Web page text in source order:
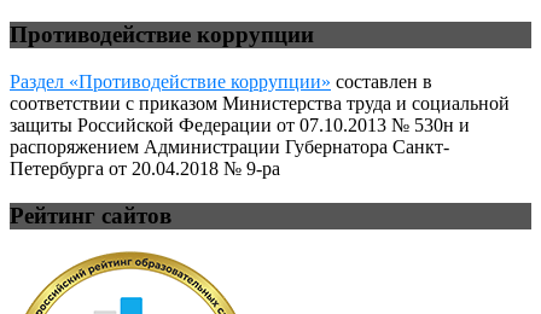
Противодействие коррупции
Раздел «Противодействие коррупции» составлен в
соответствии с приказом Министерства труда и социальной
защиты Российской Федерации от 07.10.2013 № 530н и
распоряжением Администрации Губернатора Санкт-
Петербурга от 20.04.2018 № 9-ра
Рейтинг сайтов